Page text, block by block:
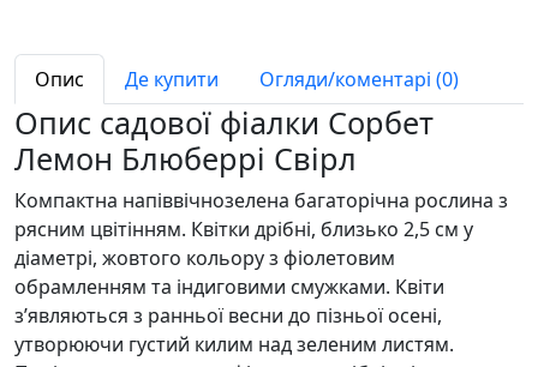
Опис Де купити Огляди/коментарі (0)
Опис садової фіалки Сорбет
Лемон Блюберрі Свірл
Компактна напіввічнозелена багаторічна рослина з
рясним цвітінням. Квітки дрібні, близько 2,5 см у
діаметрі, жовтого кольору з фіолетовим
обрамленням та індиговими смужками. Квіти
з’являються з ранньої весни до пізньої осені,
утворюючи густий килим над зеленим листям.